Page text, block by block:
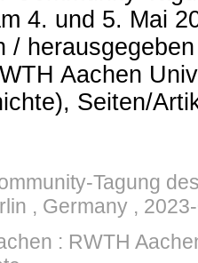
4. und 5. Mai
/
Aachen
Seiten/
Tagung
, Germany ,
: RWTH